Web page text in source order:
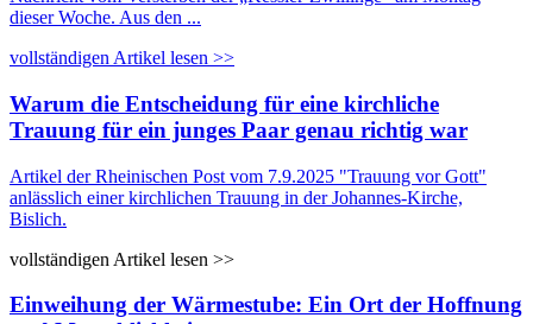
dieser Woche. Aus den ...
vollständigen Artikel lesen >>
Warum die Entscheidung für eine kirchliche
Trauung für ein junges Paar genau richtig war
Artikel der Rheinischen Post vom 7.9.2025 "Trauung vor Gott"
anlässlich einer kirchlichen Trauung in der Johannes-Kirche,
Bislich.
vollständigen Artikel lesen >>
Einweihung der Wärmestube: Ein Ort der Hoffnung